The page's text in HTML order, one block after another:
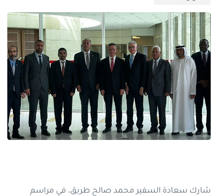
شارك سعادة السفير محمد صالح طريق، في مراسم